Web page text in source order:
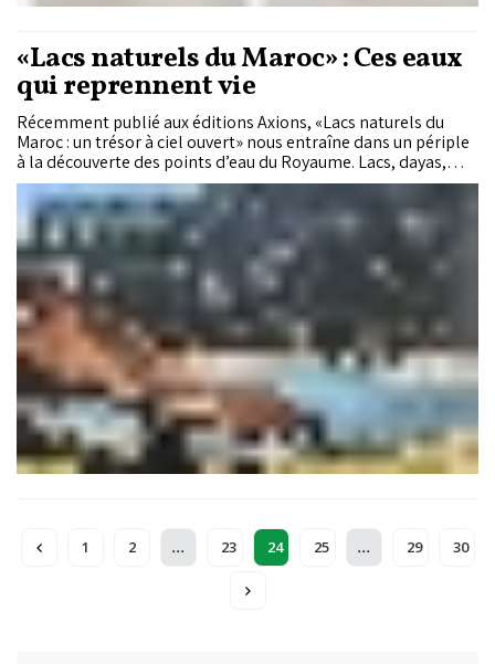
«Lacs naturels du Maroc» : Ces eaux
qui reprennent vie
Récemment publié aux éditions Axions, «Lacs naturels du
Maroc : un trésor à ciel ouvert» nous entraîne dans un périple
à la découverte des points d’eau du Royaume. Lacs, dayas,
sebkhas ou gueltas possèdent chacun leur identité singulière,
leur faune et leur flore, révélant une diversité naturelle
remarquable.
1 2 ... 23 24 25 ... 29 30